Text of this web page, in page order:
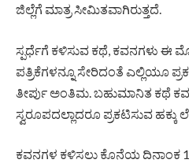
ಜಿಲ್ಲೆಗೆ ಮಾತ್ರ ಸೀಮಿತವಾಗಿರುತ್ತದೆ.
ಸ್ಪರ್ಧೆಗೆ ಕಳಿಸುವ ಕಥೆ, ಕವನಗಳು ಈ
ಪತ್ರಿಕೆಗಳನ್ನೂ ಸೇರಿದಂತೆ ಎಲ್ಲಿಯೂ
ತೀರ್ಪು ಅಂತಿಮ. ಬಹುಮಾನಿತ ಕಥೆ
ಸ್ವರೂಪದಲ್ಲಾದರೂ ಪ್ರಕಟಿಸುವ ಹಕ್ಕು
ಕವನಗಳ ಕಳಿಸಲು ಕೊನೆಯ ದಿನಾಂಕ